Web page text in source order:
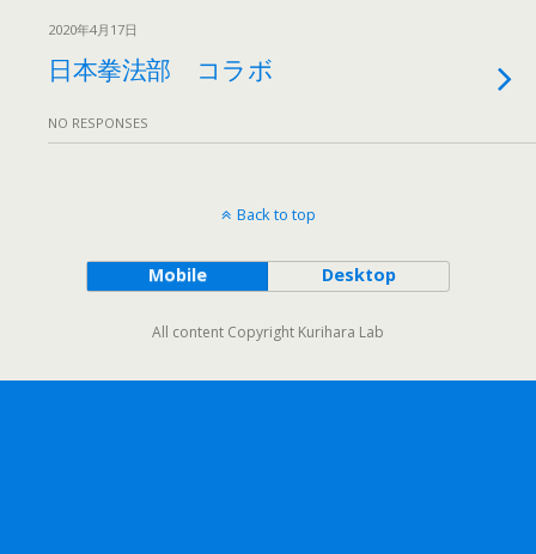
2020年4月17日
日本拳法部 コラボ
NO RESPONSES
Back to top
Mobile Desktop
All content Copyright Kurihara Lab